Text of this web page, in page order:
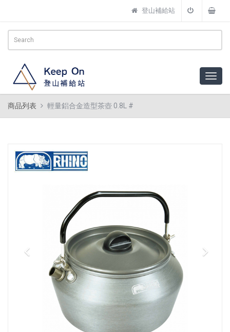
登山補給站
商品列表 輕量鋁合金造型茶壺 0.8L #